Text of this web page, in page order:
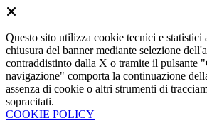
Questo sito utilizza cookie tecnici e statistici
chiusura del banner mediante selezione
contraddistinto dalla X o tramite il pulsante
navigazione" comporta la continuazione
assenza di cookie o altri strumenti di
sopracitati.
COOKIE POLICY